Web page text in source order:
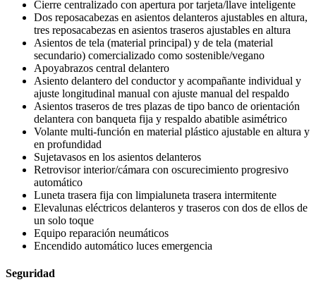
Cierre centralizado con apertura por tarjeta/llave inteligente
Dos reposacabezas en asientos delanteros ajustables en altura,
tres reposacabezas en asientos traseros ajustables en altura
Asientos de tela (material principal) y de tela (material
secundario) comercializado como sostenible/vegano
Apoyabrazos central delantero
Asiento delantero del conductor y acompañante individual y
ajuste longitudinal manual con ajuste manual del respaldo
Asientos traseros de tres plazas de tipo banco de orientación
delantera con banqueta fija y respaldo abatible asimétrico
Volante multi-función en material plástico ajustable en altura y
en profundidad
Sujetavasos en los asientos delanteros
Retrovisor interior/cámara con oscurecimiento progresivo
automático
Luneta trasera fija con limpialuneta trasera intermitente
Elevalunas eléctricos delanteros y traseros con dos de ellos de
un solo toque
Equipo reparación neumáticos
Encendido automático luces emergencia
Seguridad